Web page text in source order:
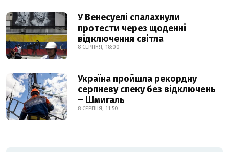
У Венесуелі спалахнули
протести через щоденні
відключення світла
8 СЕРПНЯ, 18:00
Україна пройшла рекордну
серпневу спеку без відключень
– Шмигаль
8 СЕРПНЯ, 11:50